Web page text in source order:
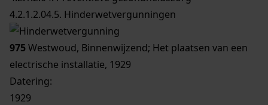
4.2.1.2.04.5. Hinderwetvergunningen
975Westwoud, Binnenwijzend; Het plaatsen van een
electrische installatie, 1929
Datering:
1929